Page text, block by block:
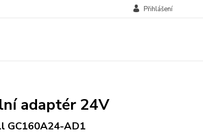
Přihlášení
adaptér 24V
GC160A24-AD1